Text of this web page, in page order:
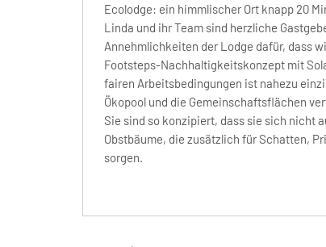
Ecolodge: ein himmlischer Ort knapp 20
Linda und ihr Team sind herzliche
Annehmlichkeiten der Lodge dafür, dass
Footsteps-Nachhaltigkeitskonzept mit
fairen Arbeitsbedingungen ist nahezu
Ökopool und die Gemeinschaftsflächen
Sie sind so konzipiert, dass sie sich nicht
Obstbäume, die zusätzlich für Schatten,
sorgen.